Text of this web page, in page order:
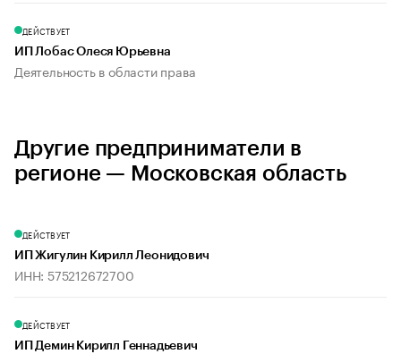
ДЕЙСТВУЕТ
ИП Лобас Олеся Юрьевна
Деятельность в области права
Другие предприниматели в
регионе — Московская область
ДЕЙСТВУЕТ
ИП Жигулин Кирилл Леонидович
ИНН: 575212672700
ДЕЙСТВУЕТ
ИП Демин Кирилл Геннадьевич